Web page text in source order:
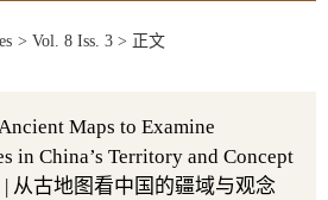
> Vol. 8 Iss. 3 > 正文
Maps to Examine
in China’s Territory and Concept
从古地图看中国的疆域与观念